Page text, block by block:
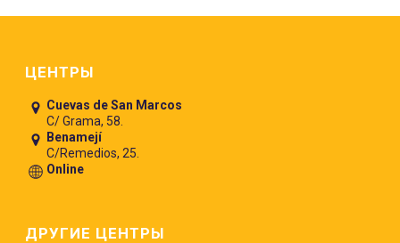
ЦЕНТРЫ
Cuevas de San Marcos
C/ Grama, 58.
Benamejí
C/Remedios, 25.
Online
ДРУГИЕ ЦЕНТРЫ